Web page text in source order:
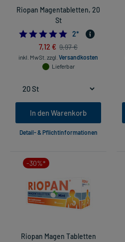
Riopan Magentabletten, 20
St
5.0
2*
7,12 € 9,97 €
inkl. MwSt. zzgl. Versandkosten
Lieferbar
In den Warenkorb
Detail- & Pflichtinformationen
-30%*
Riopan Magen Tabletten